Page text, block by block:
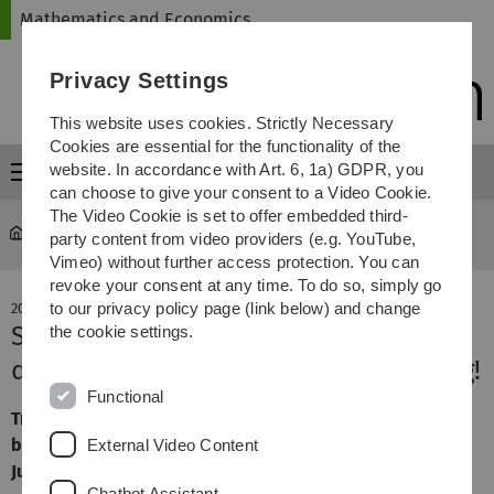
Skip
Skip
Skip
Skip
Mathematics and Economics
Menu
Mathematics and Economics News-Details
20. June 2018
Symposium „Wertgenerierung im
digitalen Zeitalter“ – Ein voller Erfolg!
Treffen des Arbeitskreises „Industrie 4.0 –
betriebswirtschaftliche Fragestellungen im Fokus“ am 5.
Juni 2018
Privacy Settings
This website uses cookies. Strictly Necessary
Cookies are essential for the functionality of the
website. In accordance with Art. 6, 1a) GDPR, you
can choose to give your consent to a Video Cookie.
The Video Cookie is set to offer embedded third-
party content from video providers (e.g. YouTube,
Vimeo) without further access protection. You can
revoke your consent at any time. To do so, simply go
to our privacy policy page (link below) and change
the cookie settings.
Functional
External Video Content